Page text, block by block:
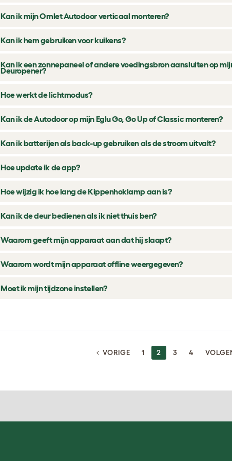
Kan ik mijn Omlet Autodoor verticaal monteren?
Kan ik hem gebruiken voor kuikens?
Kan ik een zonnepaneel of andere voedingsbron aansluiten op
Deuropener?
Hoe werkt de lichtmodus?
Kan ik de Autodoor op mijn Eglu Go, Go Up of Classic monteren?
Kan ik batterijen als back-up gebruiken als de stroom uitvalt?
Hoe update ik de app?
Hoe wijzig ik hoe lang de Kippenhoklamp aan is?
Kan ik de deur bedienen als ik niet thuis ben?
Waarom geeft mijn apparaat aan dat hij slaapt?
Waarom wordt mijn apparaat offline weergegeven?
Moet ik mijn tijdzone instellen?
VORIGE 1 2 3 4